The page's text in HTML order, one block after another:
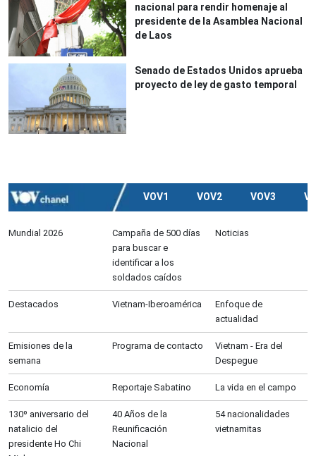
nacional para rendir homenaje al
presidente de la Asamblea Nacional
de Laos
Senado de Estados Unidos aprueba
proyecto de ley de gasto temporal
VOV1 VOV2 VOV3
Mundial 2026
Campaña de 500 días
para buscar e
identificar a los
soldados caídos
Noticias
Destacados Vietnam-Iberoamérica
Enfoque de
actualidad
Emisiones de la
semana
Programa de contacto
Vietnam - Era del
Despegue
Economía Reportaje Sabatino La vida en el campo
130º aniversario del
natalicio del
presidente Ho Chi
40 Años de la
Reunificación
Nacional
54 nacionalidades
vietnamitas